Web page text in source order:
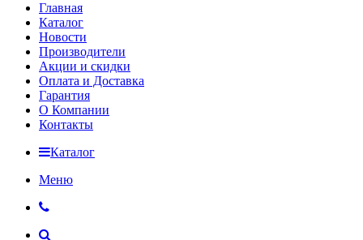
Главная
Каталог
Новости
Производители
Акции и скидки
Оплата и Доставка
Гарантия
О Компании
Контакты
Каталог
Меню